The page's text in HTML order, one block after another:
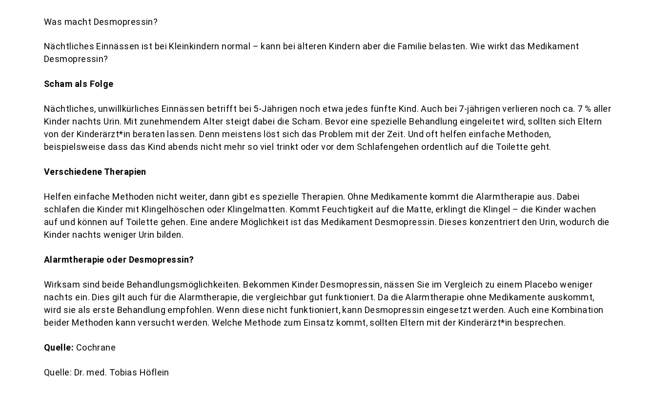
Was macht Desmopressin?
Nächtliches Einnässen ist bei Kleinkindern normal – kann bei älteren Kindern aber die Familie belasten. Wie wirkt das Medikament
Desmopressin?
Scham als Folge
Nächtliches, unwillkürliches Einnässen betrifft bei 5-Jährigen noch etwa jedes fünfte Kind. Auch bei 7-jährigen verlieren noch ca. 7 % aller
Kinder nachts Urin. Mit zunehmendem Alter steigt dabei die Scham. Bevor eine spezielle Behandlung eingeleitet wird, sollten sich Eltern
von der Kinderärzt*in beraten lassen. Denn meistens löst sich das Problem mit der Zeit. Und oft helfen einfache Methoden,
beispielsweise dass das Kind abends nicht mehr so viel trinkt oder vor dem Schlafengehen ordentlich auf die Toilette geht.
Verschiedene Therapien
Helfen einfache Methoden nicht weiter, dann gibt es spezielle Therapien. Ohne Medikamente kommt die Alarmtherapie aus. Dabei
schlafen die Kinder mit Klingelhöschen oder Klingelmatten. Kommt Feuchtigkeit auf die Matte, erklingt die Klingel – die Kinder wachen
auf und können auf Toilette gehen. Eine andere Möglichkeit ist das Medikament Desmopressin. Dieses konzentriert den Urin, wodurch die
Kinder nachts weniger Urin bilden.
Alarmtherapie oder Desmopressin?
Wirksam sind beide Behandlungsmöglichkeiten. Bekommen Kinder Desmopressin, nässen Sie im Vergleich zu einem Placebo weniger
nachts ein. Dies gilt auch für die Alarmtherapie, die vergleichbar gut funktioniert. Da die Alarmtherapie ohne Medikamente auskommt,
wird sie als erste Behandlung empfohlen. Wenn diese nicht funktioniert, kann Desmopressin eingesetzt werden. Auch eine Kombination
beider Methoden kann versucht werden. Welche Methode zum Einsatz kommt, sollten Eltern mit der Kinderärzt*in besprechen.
Quelle: Cochrane
Quelle: Dr. med. Tobias Höflein